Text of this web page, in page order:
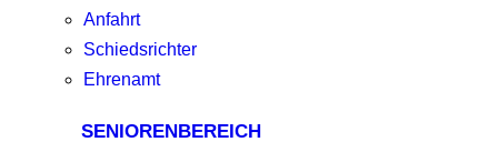
Anfahrt
Schiedsrichter
Ehrenamt
SENIORENBEREICH